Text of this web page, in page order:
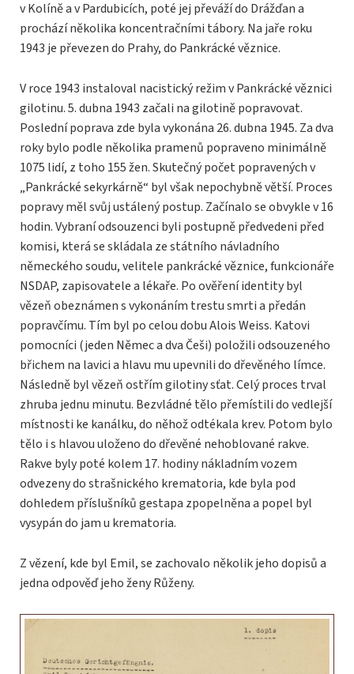
v Kolíně a v Pardubicích, poté jej převáží do Drážďan a
prochází několika koncentračními tábory. Na jaře roku
1943 je převezen do Prahy, do Pankrácké věznice.
V roce 1943 instaloval nacistický režim v Pankrácké věznici
gilotinu. 5. dubna 1943 začali na gilotině popravovat.
Poslední poprava zde byla vykonána 26. dubna 1945. Za dva
roky bylo podle několika pramenů popraveno minimálně
1075 lidí, z toho 155 žen. Skutečný počet popravených v
„Pankrácké sekyrkárně“ byl však nepochybně větší. Proces
popravy měl svůj ustálený postup. Začínalo se obvykle v 16
hodin. Vybraní odsouzenci byli postupně předvedeni před
komisi, která se skládala ze státního návladního
německého soudu, velitele pankrácké věznice, funkcionáře
NSDAP, zapisovatele a lékaře. Po ověření identity byl
vězeň obeznámen s vykonáním trestu smrti a předán
popravčímu. Tím byl po celou dobu Alois Weiss. Katovi
pomocníci (jeden Němec a dva Češi) položili odsouzeného
břichem na lavici a hlavu mu upevnili do dřevěného límce.
Následně byl vězeň ostřím gilotiny sťat. Celý proces trval
zhruba jednu minutu. Bezvládné tělo přemístili do vedlejší
místnosti ke kanálku, do něhož odtékala krev. Potom bylo
tělo i s hlavou uloženo do dřevěné nehoblované rakve.
Rakve byly poté kolem 17. hodiny nákladním vozem
odvezeny do strašnického krematoria, kde byla pod
dohledem příslušníků gestapa zpopelněna a popel byl
vysypán do jam u krematoria.
Z vězení, kde byl Emil, se zachovalo několik jeho dopisů a
jedna odpověď jeho ženy Růženy.